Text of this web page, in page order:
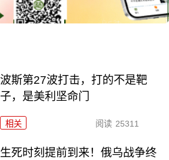
波斯第27波打击，打的不是靶
子，是美利坚命门
相关 阅读 25311
生死时刻提前到来！俄乌战争终